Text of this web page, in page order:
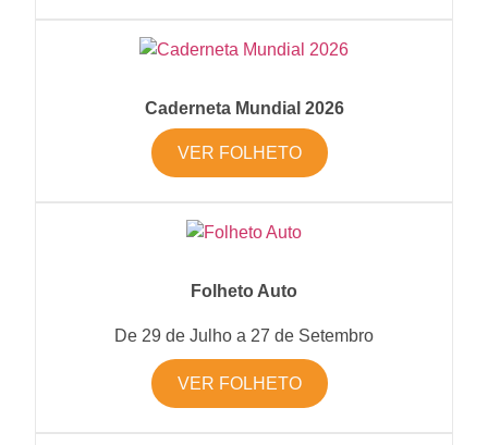
Caderneta Mundial 2026
VER FOLHETO
Folheto Auto
De 29 de Julho a 27 de Setembro
VER FOLHETO